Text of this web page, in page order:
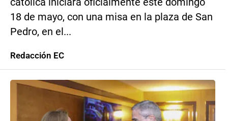
18 de mayo, con una misa en la plaza de San
Pedro, en el...
Redacción EC